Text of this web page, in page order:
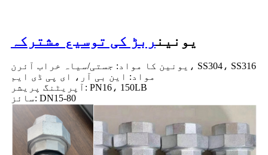
یونینربڑ کی توسیع مشترکہ
یونین کا مواد: جستی/سیاہ خراب آئرن، SS304، SS316
مواد: این بی آر، ای پی ڈی ایم
آپریٹنگ پریشر: PN16، 150LB
سائز: DN15-80